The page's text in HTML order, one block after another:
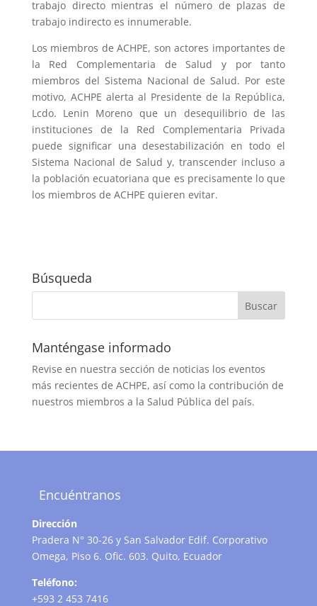
trabajo directo mientras el número de plazas de
trabajo indirecto es innumerable.
Los miembros de ACHPE, son actores importantes de
la Red Complementaria de Salud y por tanto
miembros del Sistema Nacional de Salud. Por este
motivo, ACHPE alerta al Presidente de la República,
Lcdo. Lenin Moreno que un desequilibrio de las
instituciones de la Red Complementaria Privada
puede significar una desestabilización en todo el
Sistema Nacional de Salud y, transcender incluso a
la población ecuatoriana que es precisamente lo que
los miembros de ACHPE quieren evitar.
Búsqueda
Manténgase informado
Revise en nuestra sección de noticias los eventos
más recientes de ACHPE, así como la contribución de
nuestros miembros a la Salud Pública del país.
Encuéntranos
Dirección
Pradera N° 30-26 y San Salvador Edif. Corporativo
Omega, Piso 6. Ofic. 603. Quito, Ecuador
Teléfono:
+593 2 453 7416